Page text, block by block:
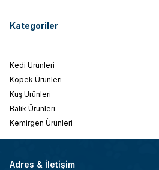
Kategoriler
Kedi Ürünleri
Köpek Ürünleri
Kuş Ürünleri
Balık Ürünleri
Kemirgen Ürünleri
Adres & İletişim